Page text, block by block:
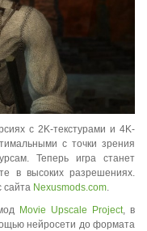
с 2K-текстурами и 4K-
с точки зрения
Теперь игра станет
в высоких разрешениях.
сайта Nexusmods.com.
Movie Upscale Project, в
нейросети до формата